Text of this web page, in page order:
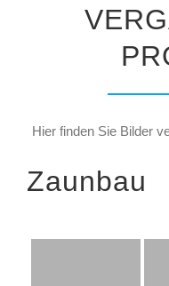
Hier finden Sie Bilder
Zaunbau